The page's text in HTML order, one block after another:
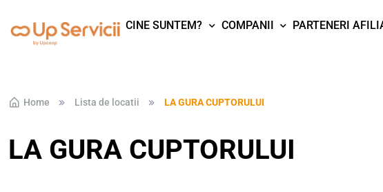
Skip to navigation
Skip to content
CINE SUNTEM? COMPANII PARTENERI
Home Lista de locatii LA GURA CUPTORULUI
LA GURA CUPTORULUI